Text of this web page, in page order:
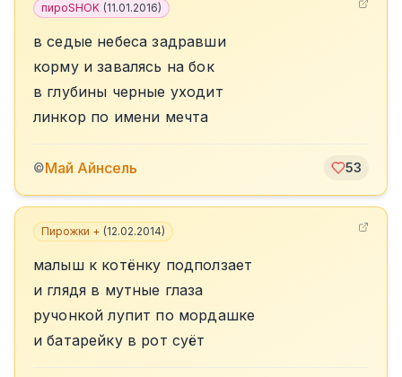
пироSHOK (11.01.2016)
в седые небеса задравши
корму и завалясь на бок
в глубины черные уходит
линкор по имени мечта
©Май Айнсель 53
Пирожки + (12.02.2014)
малыш к котёнку подползает
и глядя в мутные глаза
ручонкой лупит по мордашке
и батарейку в рот суёт